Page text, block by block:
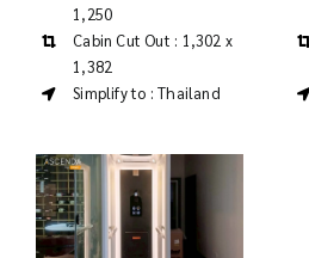
1,250
Cabin Cut Out : 1,302 x
1,382
Simplify to : Thailand